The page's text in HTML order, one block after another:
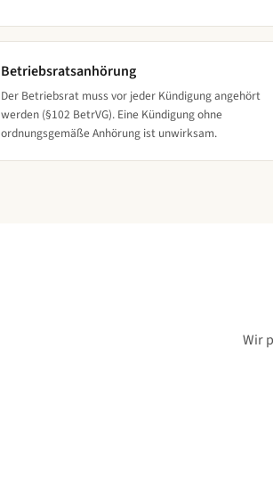
Betriebsratsanhörung
Der Betriebsrat muss vor jeder Kündigung angehört
werden (§102 BetrVG). Eine Kündigung ohne
ordnungsgemäße Anhörung ist unwirksam.
Wir